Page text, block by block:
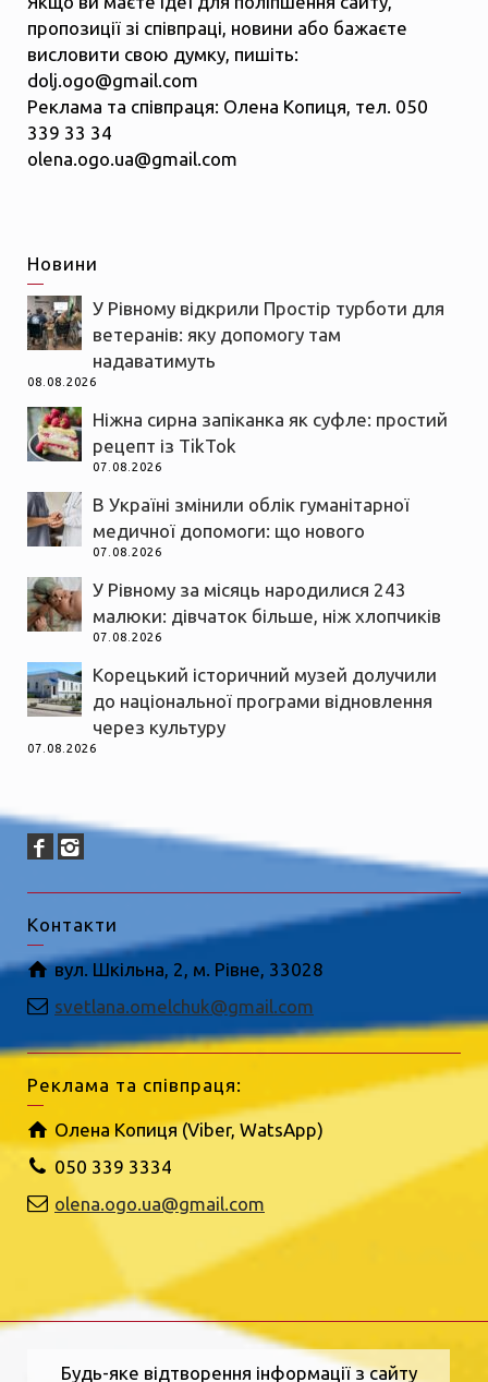
пропозиції зі співпраці, новини або бажаєте
висловити свою думку, пишіть:
dolj.ogo@gmail.com
Реклама та співпраця: Олена Копиця, тел. 050
339 33 34
olena.ogo.ua@gmail.com
Новини
У Рівному відкрили Простір турботи для
ветеранів: яку допомогу там
надаватимуть
08.08.2026
Ніжна сирна запіканка як суфле: простий
рецепт із TikTok
07.08.2026
В Україні змінили облік гуманітарної
медичної допомоги: що нового
07.08.2026
У Рівному за місяць народилися 243
малюки: дівчаток більше, ніж хлопчиків
07.08.2026
Корецький історичний музей долучили
до національної програми відновлення
через культуру
07.08.2026
Контакти
вул. Шкільна, 2, м. Рівне, 33028
svetlana.omelchuk@gmail.com
Реклама та співпраця:
Олена Копиця (Viber, WatsApp)
050 339 3334
olena.ogo.ua@gmail.com
Будь-яке відтворення інформації з сайту